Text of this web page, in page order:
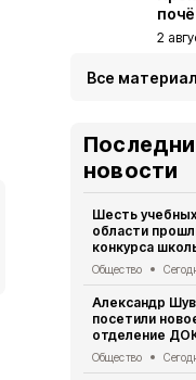
2
Все
новости
Шесть
области
конкурса
Общество
Александр
посетили
отделение
Общество